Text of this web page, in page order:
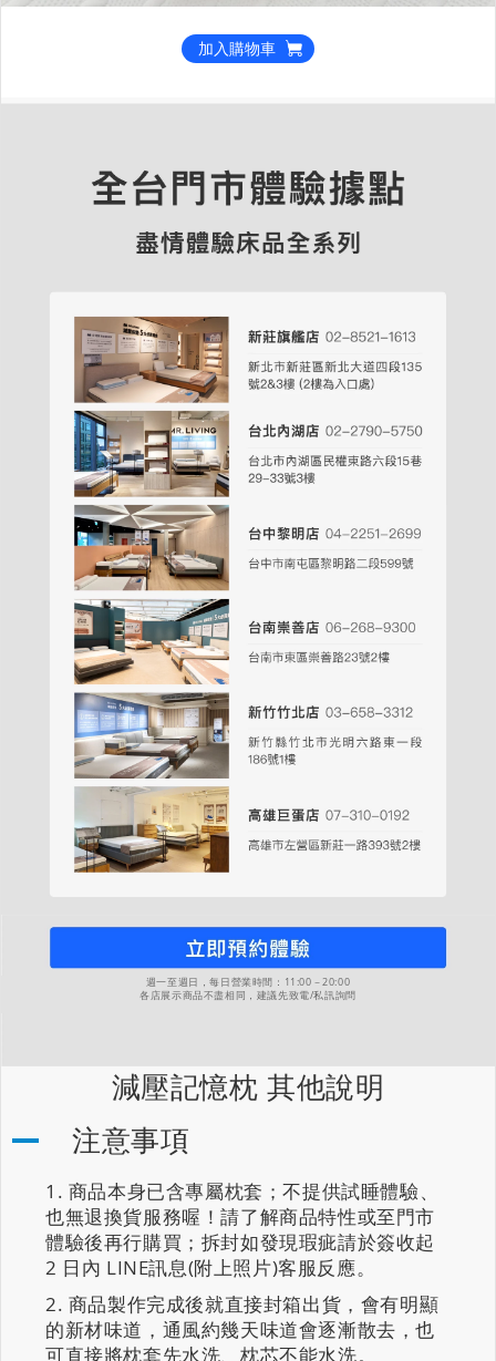
加入購物車
週一至週日，每日營業時間：11:00－20:00
各店展示商品不盡相同，建議先致電/私訊詢問
減壓記憶枕 其他說明
注意事項
商品本身已含專屬枕套；不提供試睡體驗、
也無退換貨服務喔！請了解商品特性或至門市
體驗後再行購買；拆封如發現瑕疵請於簽收起
2 日內 LINE訊息(附上照片)客服反應。
商品製作完成後就直接封箱出貨，會有明顯
的新材味道，通風約幾天味道會逐漸散去，也
可直接將枕套先水洗、枕芯不能水洗。